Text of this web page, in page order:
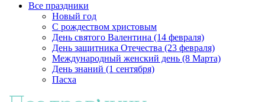
Все праздники
Новый год
С рождеством христовым
День святого Валентина (14 февраля)
День защитника Отечества (23 февраля)
Международный женский день (8 Марта)
День знаний (1 сентября)
Пасха